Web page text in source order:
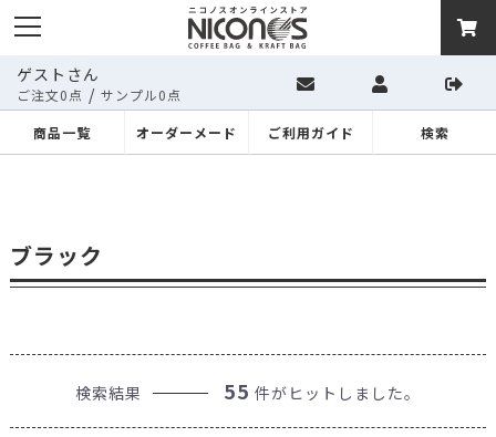
ゲストさん
ご注文0点 / サンプル0点
商品一覧
オーダーメード ご利用ガイド 検索
ブラック
検索結果 55 件がヒットしました。